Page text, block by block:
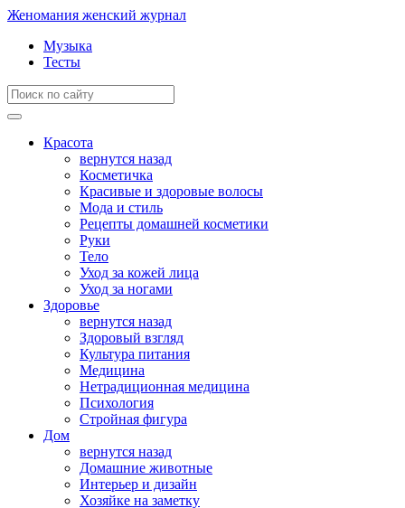
Женомания женский журнал
Музыка
Тесты
Красота
вернутся назад
Косметичка
Красивые и здоровые волосы
Мода и стиль
Рецепты домашней косметики
Руки
Тело
Уход за кожей лица
Уход за ногами
Здоровье
вернутся назад
Здоровый взгляд
Культура питания
Медицина
Нетрадиционная медицина
Психология
Стройная фигура
Дом
вернутся назад
Домашние животные
Интерьер и дизайн
Хозяйке на заметку